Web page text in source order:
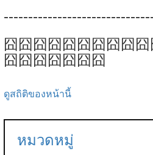
囧囧囧囧囧囧囧囧囧
囧囧囧囧囧囧囧
ดูสถิติของหน้านี้
หมวดหมู่